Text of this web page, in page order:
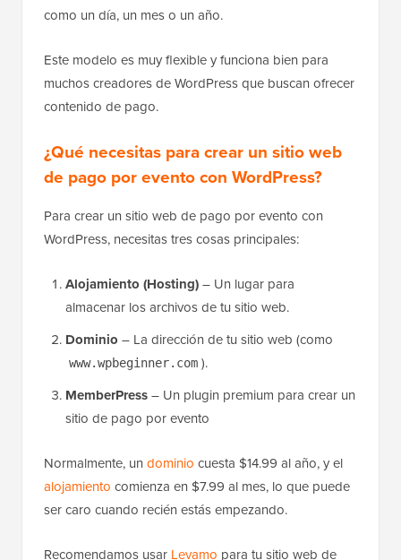
como un día, un mes o un año.
Este modelo es muy flexible y funciona bien para
muchos creadores de WordPress que buscan ofrecer
contenido de pago.
¿Qué necesitas para crear un sitio web
de pago por evento con WordPress?
Para crear un sitio web de pago por evento con
WordPress, necesitas tres cosas principales:
Alojamiento (Hosting)– Un lugar para
almacenar los archivos de tu sitio web.
Dominio – La dirección de tu sitio web (como
www.wpbeginner.com ).
MemberPress– Un plugin premium para crear un
sitio de pago por evento
Normalmente, un dominio cuesta $14.99 al año, y el
alojamiento comienza en $7.99 al mes, lo que puede
ser caro cuando recién estás empezando.
Recomendamos usar Levamo para tu sitio web de